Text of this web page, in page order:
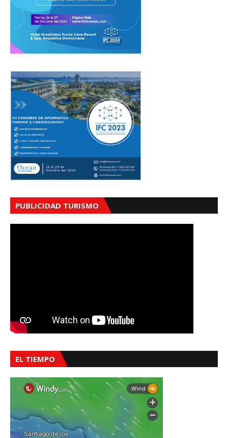
PUBLICIDAD TURISMO
EL TIEMPO